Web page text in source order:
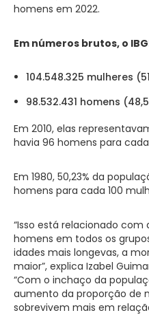
homens em 2022.
Em números brutos, o
104.548.325 mulheres
98.532.431 homens
Em 2010, elas
havia 96 homens para cada
Em 1980, 50,23% da
homens para cada 100
“Isso está relacionado
homens em todos os
idades mais longevas, a
maior”, explica Izabel
“Com o inchaço da
aumento da proporção de
sobrevivem mais em